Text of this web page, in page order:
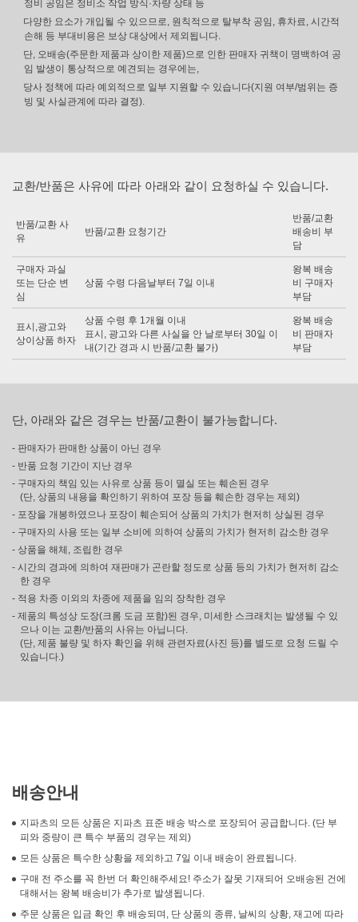
정비 공임은 정비소 작업 방식·차량 상태 등
다양한 요소가 개입될 수 있으므로, 원칙적으로 탈부착 공임, 휴차료, 시간적
손해 등 부대비용은 보상 대상에서 제외됩니다.
단, 오배송(주문한 제품과 상이한 제품)으로 인한 판매자 귀책이 명백하여 공
임 발생이 통상적으로 예견되는 경우에는,
당사 정책에 따라 예외적으로 일부 지원할 수 있습니다(지원 여부/범위는 증
빙 및 사실관계에 따라 결정).
교환/반품은 사유에 따라 아래와 같이 요청하실 수 있습니다.
반품/교환 사
유
반품/교환 요청기간
반품/교환
배송비 부
담
구매자 과실
또는 단순 변
심
상품 수령 다음날부터 7일 이내
왕복 배송
비 구매자
부담
표시,광고와
상이상품 하자
상품 수령 후 1개월 이내
표시, 광고와 다른 사실을 안 날로부터 30일 이
내(기간 경과 시 반품/교환 불가)
왕복 배송
비 판매자
부담
단, 아래와 같은 경우는 반품/교환이 불가능합니다.
- 판매자가 판매한 상품이 아닌 경우
- 반품 요청 기간이 지난 경우
- 구매자의 책임 있는 사유로 상품 등이 멸실 또는 훼손된 경우
(단, 상품의 내용을 확인하기 위하여 포장 등을 훼손한 경우는 제외)
- 포장을 개봉하였으나 포장이 훼손되어 상품의 가치가 현저히 상실된 경우
- 구매자의 사용 또는 일부 소비에 의하여 상품의 가치가 현저히 감소한 경우
- 상품을 해체, 조립한 경우
- 시간의 경과에 의하여 재판매가 곤란할 정도로 상품 등의 가치가 현저히 감소
한 경우
- 적용 차종 이외의 차종에 제품을 임의 장착한 경우
- 제품의 특성상 도장(크롬 도금 포함)된 경우, 미세한 스크래치는 발생될 수 있
으나 이는 교환/반품의 사유는 아닙니다.
(단, 제품 불량 및 하자 확인을 위해 관련자료(사진 등)를 별도로 요청 드릴 수
있습니다.)
배송안내
지파츠의 모든 상품은 지파츠 표준 배송 박스로 포장되어 공급합니다. (단 부
피와 중량이 큰 특수 부품의 경우는 제외)
모든 상품은 특수한 상황을 제외하고 7일 이내 배송이 완료됩니다.
구매 전 주소를 꼭 한번 더 확인해주세요! 주소가 잘못 기재되어 오배송된 건에
대해서는 왕복 배송비가 추가로 발생됩니다.
주문 상품은 입금 확인 후 배송되며, 단 상품의 종류, 날씨의 상황, 재고에 따라